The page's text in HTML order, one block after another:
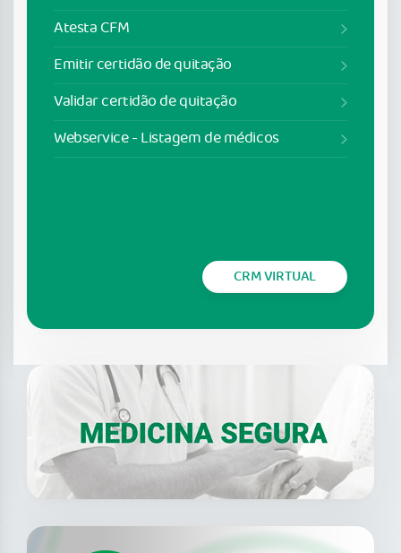
Atesta CFM
Emitir certidão de quitação
Validar certidão de quitação
Webservice - Listagem de médicos
CRM VIRTUAL